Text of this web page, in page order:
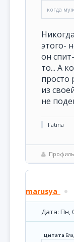
когда
этого-
он
то... А
просто
из
не
Fatina
Профиль
marusya_
Дата: Пн,
Цитата